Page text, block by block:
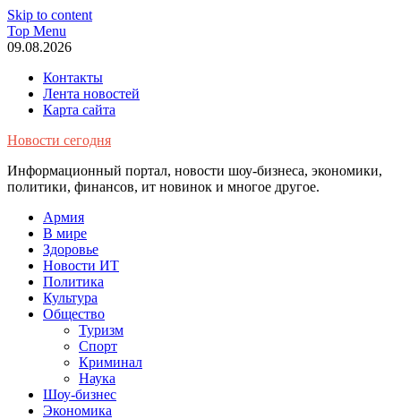
Skip to content
Top Menu
09.08.2026
Контакты
Лента новостей
Карта сайта
Новости сегодня
Информационный портал, новости шоу-бизнеса, экономики,
политики, финансов, ит новинок и многое другое.
Армия
В мире
Здоровье
Новости ИТ
Политика
Культура
Общество
Туризм
Спорт
Криминал
Наука
Шоу-бизнес
Экономика